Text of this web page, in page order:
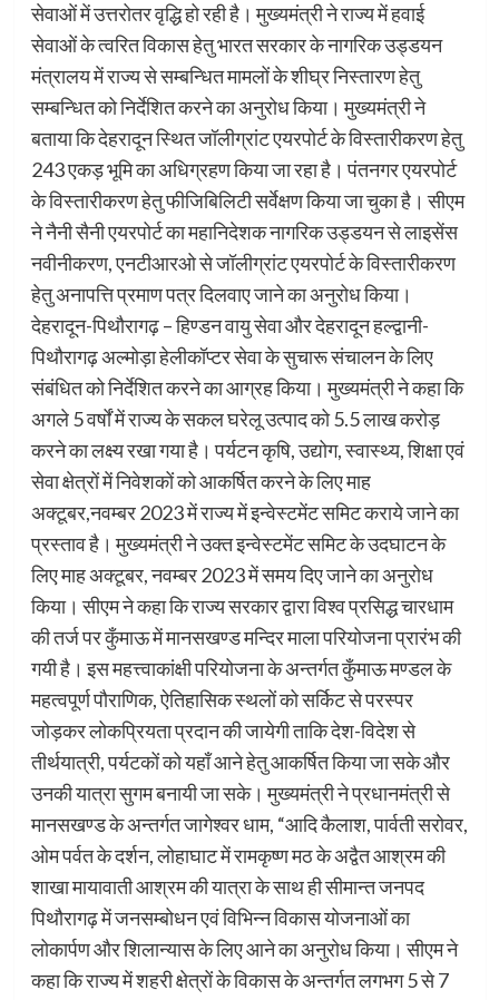
सेवाओं में उत्तरोतर वृद्धि हो रही है। मुख्यमंत्री ने राज्य में हवाई
सेवाओं के त्वरित विकास हेतु भारत सरकार के नागरिक उड्डयन
मंत्रालय में राज्य से सम्बन्धित मामलों के शीघ्र निस्तारण हेतु
सम्बन्धित को निर्देशित करने का अनुरोध किया। मुख्यमंत्री ने
बताया कि देहरादून स्थित जॉलीग्रांट एयरपोर्ट के विस्तारीकरण हेतु
243 एकड़ भूमि का अधिग्रहण किया जा रहा है। पंतनगर एयरपोर्ट
के विस्तारीकरण हेतु फीजिबिलिटी सर्वेक्षण किया जा चुका है। सीएम
ने नैनी सैनी एयरपोर्ट का महानिदेशक नागरिक उड्डयन से लाइसेंस
नवीनीकरण, एनटीआरओ से जॉलीग्रांट एयरपोर्ट के विस्तारीकरण
हेतु अनापत्ति प्रमाण पत्र दिलवाए जाने का अनुरोध किया।
देहरादून-पिथौरागढ़ – हिण्डन वायु सेवा और देहरादून हल्द्वानी-
पिथौरागढ़ अल्मोड़ा हेलीकॉप्टर सेवा के सुचारू संचालन के लिए
संबंधित को निर्देशित करने का आग्रह किया। मुख्यमंत्री ने कहा कि
अगले 5 वर्षों में राज्य के सकल घरेलू उत्पाद को 5.5 लाख करोड़
करने का लक्ष्य रखा गया है। पर्यटन कृषि, उद्योग, स्वास्थ्य, शिक्षा एवं
सेवा क्षेत्रों में निवेशकों को आकर्षित करने के लिए माह
अक्टूबर,नवम्बर 2023 में राज्य में इन्वेस्टमेंट समिट कराये जाने का
प्रस्ताव है। मुख्यमंत्री ने उक्त इन्वेस्टमेंट समिट के उदघाटन के
लिए माह अक्टूबर, नवम्बर 2023 में समय दिए जाने का अनुरोध
किया। सीएम ने कहा कि राज्य सरकार द्वारा विश्व प्रसिद्ध चारधाम
की तर्ज पर कुँमाऊ में मानसखण्ड मन्दिर माला परियोजना प्रारंभ की
गयी है। इस महत्त्वाकांक्षी परियोजना के अन्तर्गत कुँमाऊ मण्डल के
महत्वपूर्ण पौराणिक, ऐतिहासिक स्थलों को सर्किट से परस्पर
जोड़कर लोकप्रियता प्रदान की जायेगी ताकि देश-विदेश से
तीर्थयात्री, पर्यटकों को यहाँ आने हेतु आकर्षित किया जा सके और
उनकी यात्रा सुगम बनायी जा सके। मुख्यमंत्री ने प्रधानमंत्री से
मानसखण्ड के अन्तर्गत जागेश्वर धाम, “आदि कैलाश, पार्वती सरोवर,
ओम पर्वत के दर्शन, लोहाघाट में रामकृष्ण मठ के अद्वैत आश्रम की
शाखा मायावाती आश्रम की यात्रा के साथ ही सीमान्त जनपद
पिथौरागढ़ में जनसम्बोधन एवं विभिन्न विकास योजनाओं का
लोकार्पण और शिलान्यास के लिए आने का अनुरोध किया। सीएम ने
कहा कि राज्य में शहरी क्षेत्रों के विकास के अन्तर्गत लगभग 5 से 7